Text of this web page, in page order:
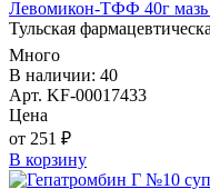
Левомикон-ТФФ 40г мазь
Тульская
Много
В наличии: 40
Арт. KF-00017433
Цена
от 251 ₽
В корзину